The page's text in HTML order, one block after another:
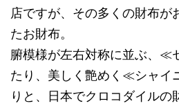
店ですが、その多くの財布が
たお財布。
腑模様が左右対称に並ぶ、≪
たり、美しく艶めく≪シャイ
りと、日本でクロコダイルの